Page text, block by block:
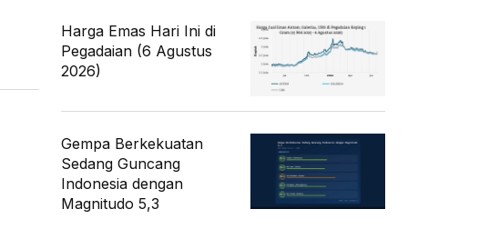
Harga Emas Hari Ini di
Pegadaian (6 Agustus
2026)
Gempa Berkekuatan
Sedang Guncang
Indonesia dengan
Magnitudo 5,3